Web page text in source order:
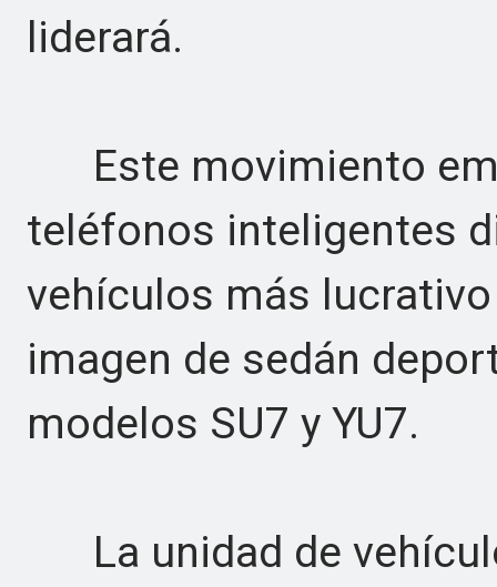
liderará.
Este movimiento
teléfonos inteligentes
vehículos más
imagen de sedán
modelos SU7 y YU7.
La unidad de